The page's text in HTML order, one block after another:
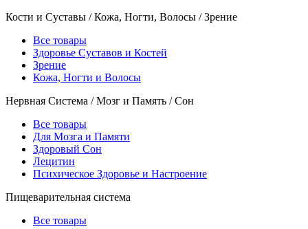
Кости и Суставы / Кожа, Ногти, Волосы / Зрение
Все товары
Здоровье Суставов и Костей
Зрение
Кожа, Ногти и Волосы
Нервная Система / Мозг и Память / Сон
Все товары
Для Мозга и Памяти
Здоровый Сон
Лецитин
Психическое Здоровье и Настроение
Пищеварительная система
Все товары